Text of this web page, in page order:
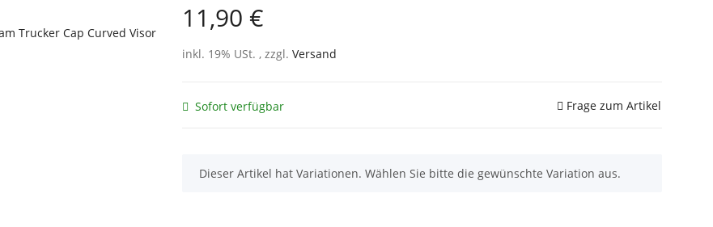
11,90 €
inkl. 19% USt. , zzgl. Versand
Sofort verfügbar Frage zum Artikel
x
Dieser Artikel hat Variationen. Wählen Sie bitte die gewünschte Variation aus.